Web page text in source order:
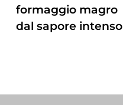
formaggio magro
dal sapore intenso